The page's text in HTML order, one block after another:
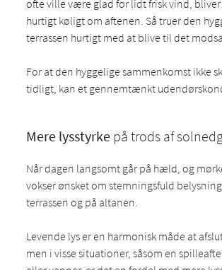
ofte ville være glad for lidt frisk vind,
hurtigt køligt om aftenen. Så truer den
terrassen hurtigt med at blive til det
For at den hyggelige sammenkomst ikke
tidligt, kan et gennemtænkt
Mere lysstyrke på trods af
Når dagen langsomt går på hæld, og
vokser ønsket om stemningsfuld
terrassen og på altanen.
Levende lys er en harmonisk måde at
men i visse situationer, såsom en